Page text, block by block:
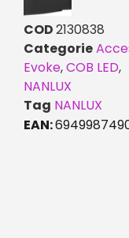
COD2130838
Categorie
Evoke,COB LED,
NANLUX
Tag NANLUX
EAN: